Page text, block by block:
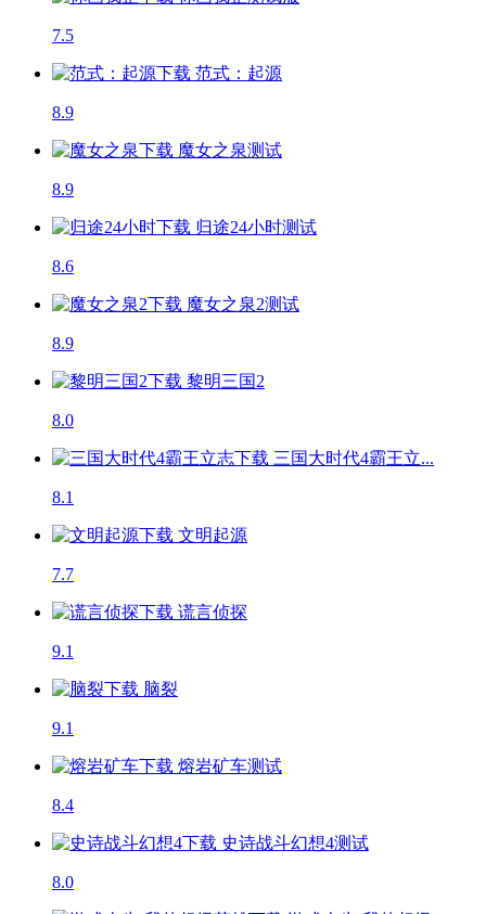
7.5
范式：起源
8.9
魔女之泉测试
8.9
归途24小时测试
8.6
魔女之泉2测试
8.9
黎明三国2
8.0
三国大时代4霸王立...
8.1
文明起源
7.7
谎言侦探
9.1
脑裂
9.1
熔岩矿车测试
8.4
史诗战斗幻想4测试
8.0